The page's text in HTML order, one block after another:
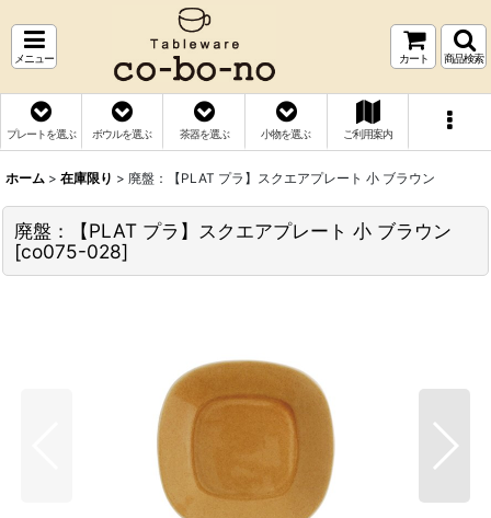
メニュー カート 商品検索
プレートを選ぶ ボウルを選ぶ 茶器を選ぶ 小物を選ぶ ご利用案内
ホーム > 在庫限り > 廃盤：【PLAT プラ】スクエアプレート 小 ブラウン
廃盤：【PLAT プラ】スクエアプレート 小 ブラウン
[co075-028]